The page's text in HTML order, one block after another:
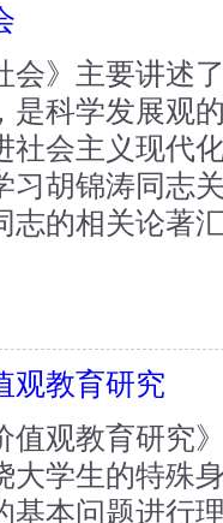
会》主要讲述
是科学发展观
社会主义现代
习胡锦涛同志
志的相关论著
观教育研究
值观教育研究
大学生的特殊
基本问题进行